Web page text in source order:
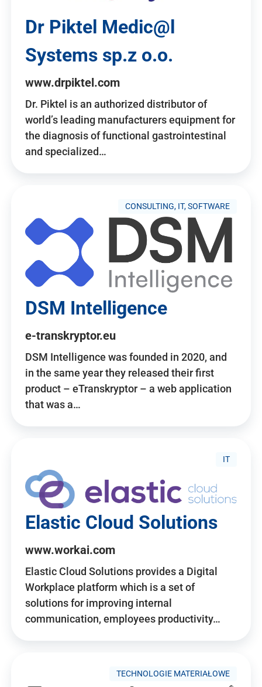
Dr Piktel Medic@l
Systems sp.z o.o.
www.drpiktel.com
Dr. Piktel is an authorized distributor of
world’s leading manufacturers equipment for
the diagnosis of functional gastrointestinal
and specialized…
CONSULTING, IT, SOFTWARE
DSM Intelligence
e-transkryptor.eu
DSM Intelligence was founded in 2020, and
in the same year they released their first
product – eTranskryptor – a web application
that was a…
IT
Elastic Cloud Solutions
www.workai.com
Elastic Cloud Solutions provides a Digital
Workplace platform which is a set of
solutions for improving internal
communication, employees productivity…
TECHNOLOGIE MATERIAŁOWE